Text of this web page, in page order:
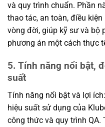
và quy trình chuẩn. Phần
thao tác, an toàn, điều
vòng đời, giúp kỹ sư và bộ
phương án một cách thực
5. Tính năng nổi bật,
suất
Tính năng nổi bật và lợi
hiệu suất sử dụng của
công thức và quy trình